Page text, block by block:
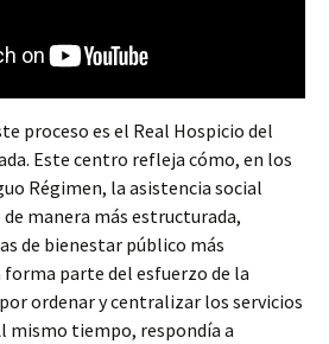
proceso es el Real Hospicio del
Este centro refleja cómo, en los
Régimen, la asistencia social
manera más estructurada,
de bienestar público más
forma parte del esfuerzo de la
ordenar y centralizar los servicios
mismo tiempo, respondía a